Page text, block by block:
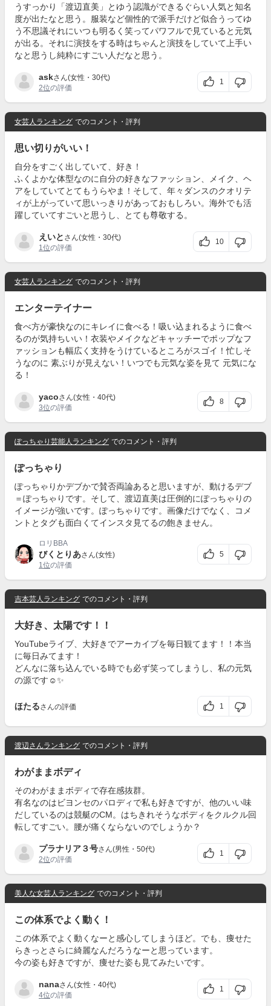
うすっかり「渡辺直美」とゆう認識ができるぐらい人気と知名
度が出たなと思う。服装など個性的で派手だけど似合うってゆ
う不思議それにいつも明るく笑ってパワフルで見ていると元気
が出る。それに演技をする時はちゃんと演技をしていて上手い
なと思うし純粋にすごい人だなと思う。
askさん(女性・30代)
2位の評価
1
女芸人ランキング でのコメント・評判
思い切りがいい！
自分をすごく出していて、好き！
ふくよかな体型なのに自分の好きなファッション、メイク、ヘ
アをしていてとてもうらやま！そして、年々ダンスのクオリテ
ィが上がっていて思いっきりがあっておもしろい。海外でも活
躍していてすごいと思うし、とても尊敬する。
えいと さん(女性・30代)
1位の評価
10
女芸人ランキング でのコメント・評判
エンターテイナー
食べ方が豪快なのにキレイに食べる！吸い込まれるように食べ
るのが気持ちいい！衣装やメイクなどキャッチーでポップなフ
ァッションも幅広く支持をうけているところがスゴイ！忙しそ
うなのに 素ぶりが見えない！いつでも元気な姿を見て 元気にな
る！
yacoさん(女性・40代)
3位の評価
8
ぽっちゃり芸能人ランキング でのコメント・評判
ぽっちゃり
ぽっちゃりかデブかで賛否両論あると思いますが、動けるデブ
＝ぽっちゃりです。そして、渡辺直美は圧倒的にぽっちゃりの
イメージが強いです。ぽっちゃりです。画像だけでなく、コメ
ントとタグも面白くてインスタ見てるの飽きません。
ロリBBA
びくとりあさん(女性)
1位の評価
5
吉本芸人ランキング でのコメント・評判
大好き、太陽です！！
YouTubeライブ、大好きでアーカイブを毎日観てます！！本当
に毎日みてます！
どんなに落ち込んでいる時でも必ず笑ってしまうし、私の元気
の源です☺️✨
ほたるさんの評価 1
渡辺さんランキング でのコメント・評判
わがままボディ
そのわがままボディで存在感抜群。
有名なのはビヨンセのパロディで私も好きですが、他のいい味
だしているのは競艇のCM。はちきれそうなボディをクルクル回
転してすごい。腰が痛くならないのでしょうか？
プラナリア３号さん(男性・50代)
2位の評価
1
美人な女芸人ランキング でのコメント・評判
この体系でよく動く！
この体系でよく動くなーと感心してしまうほど。でも、痩せた
らきっとさらに綺麗なんだろうなーと思っています。
今の姿も好きですが、痩せた姿も見てみたいです。
nanaさん(女性・40代)
4位の評価
1